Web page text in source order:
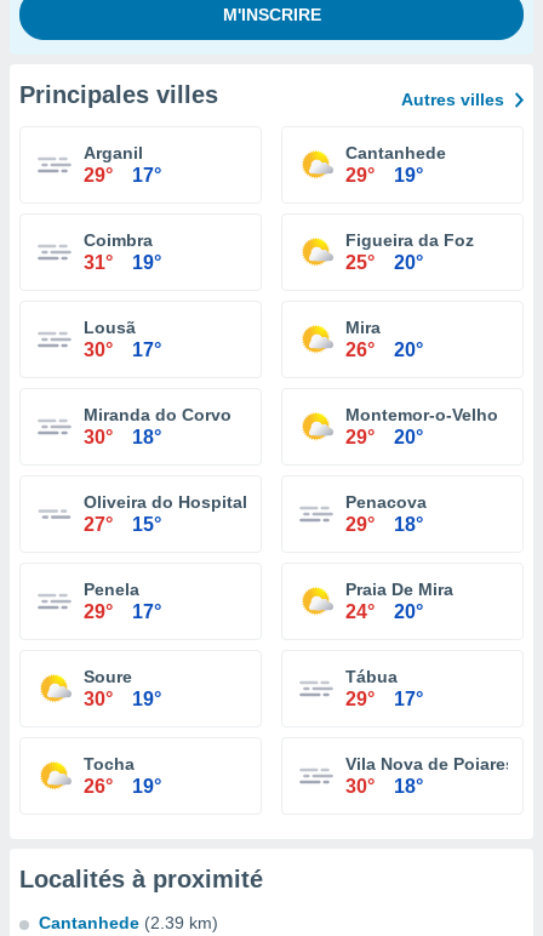
Principales villes Autres villes
Arganil
29° 17°
Cantanhede
29° 19°
Coimbra
31° 19°
Figueira da Foz
25° 20°
Lousã
30° 17°
Mira
26° 20°
Miranda do Corvo
30° 18°
Montemor-o-Velho
29° 20°
Oliveira do Hospital
27° 15°
Penacova
29° 18°
Penela
29° 17°
Praia De Mira
24° 20°
Soure
30° 19°
Tábua
29° 17°
Tocha
26° 19°
Vila Nova de Poiares
30° 18°
Localités à proximité
Cantanhede (2.39 km)